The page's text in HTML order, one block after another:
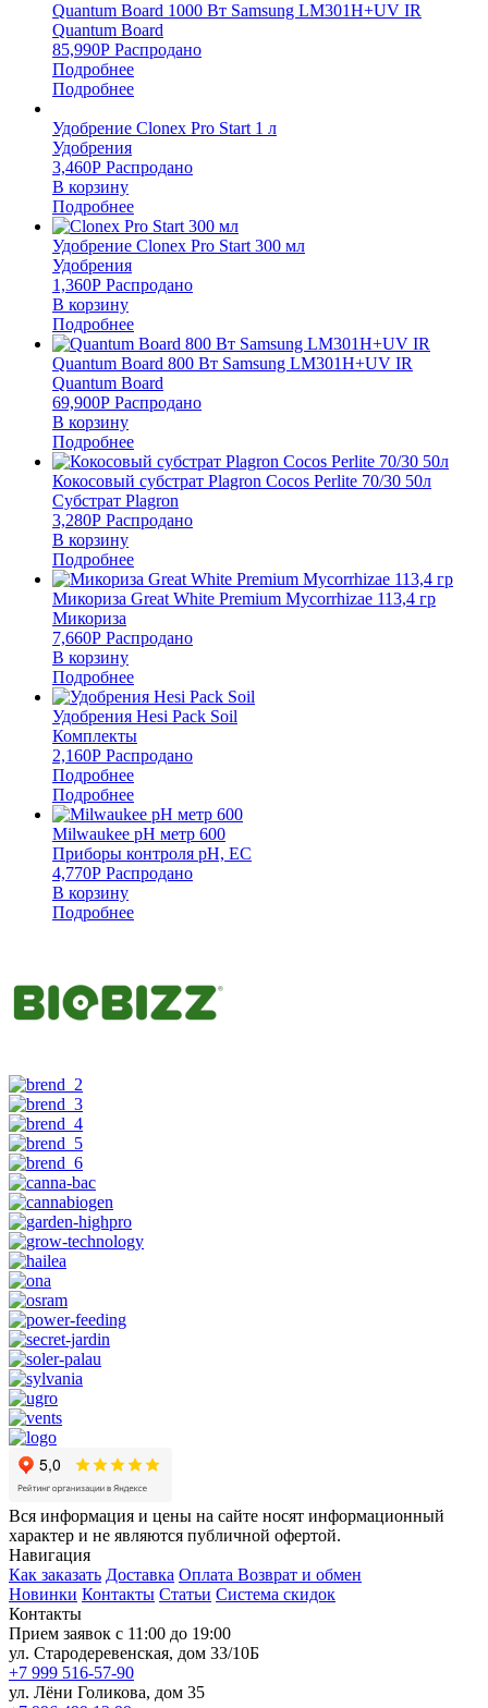
Quantum Board 1000 Вт Samsung LM301H+UV IR
Quantum Board
85,990Р Распродано
Подробнее
Подробнее
Удобрение Clonex Pro Start 1 л
Удобрения
3,460Р Распродано
В корзину
Подробнее
Удобрение Clonex Pro Start 300 мл
Удобрения
1,360Р Распродано
В корзину
Подробнее
Quantum Board 800 Вт Samsung LM301H+UV IR
Quantum Board
69,900Р Распродано
В корзину
Подробнее
Кокосовый субстрат Plagron Cocos Perlite 70/30 50л
Субстрат Plagron
3,280Р Распродано
В корзину
Подробнее
Микориза Great White Premium Mycorrhizae 113,4 гр
Микориза
7,660Р Распродано
В корзину
Подробнее
Удобрения Hesi Pack Soil
Комплекты
2,160Р Распродано
Подробнее
Подробнее
Milwaukee pH метр 600
Приборы контроля pH, EC
4,770Р Распродано
В корзину
Подробнее
Вся информация и цены на сайте носят информационный
характер и не являются публичной офертой.
Навигация
Как заказать Доставка Оплата Возврат и обмен
Новинки Контакты Статьи Система скидок
Контакты
Прием заявок с 11:00 до 19:00
ул. Стародеревенская, дом 33/10Б
+7 999 516-57-90
ул. Лёни Голикова, дом 35